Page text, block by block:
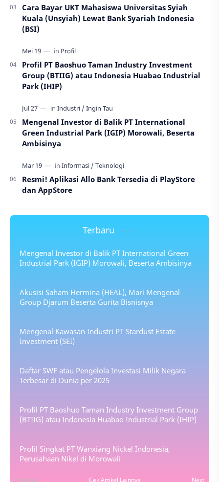
Cara Bayar UKT Mahasiswa Universitas Syiah
Kuala (Unsyiah) Lewat Bank Syariah Indonesia
(BSI)
Profil PT Baoshuo Taman Industry Investment
Group (BTIIG) atau Indonesia Huabao Industrial
Park (IHIP)
Mengenal Investor di Balik PT International
Green Industrial Park (IGIP) Morowali, Beserta
Ambisinya
Resmi! Aplikasi Allo Bank Tersedia di PlayStore
dan AppStore
Terbaru
Mengenal Investor di Balik PT International Green
Industrial Park (IGIP) Morowali, Beserta Ambisinya
Akusisi Saham Hermina (HEAL), Mari Mengenal
Group Djarum Beserta Gurita Bisnisnya
Mengenal Kawasan Industri PT Stardust Estate
Investment (SEI)
Daftar SWF atau Pengelola Investasi Milik Negara
Terbesar di Dunia per 2025
Profil PT Baoshuo Taman Industry Investment Group
(BTIIG) atau Indonesia Huabao Industrial Park (IHIP)
Profil Singkat PT Wanxiang Nickel Indonesia,
Perusahaan Nikel di Morowali
Previous Next
Cek Artikel Lainnya